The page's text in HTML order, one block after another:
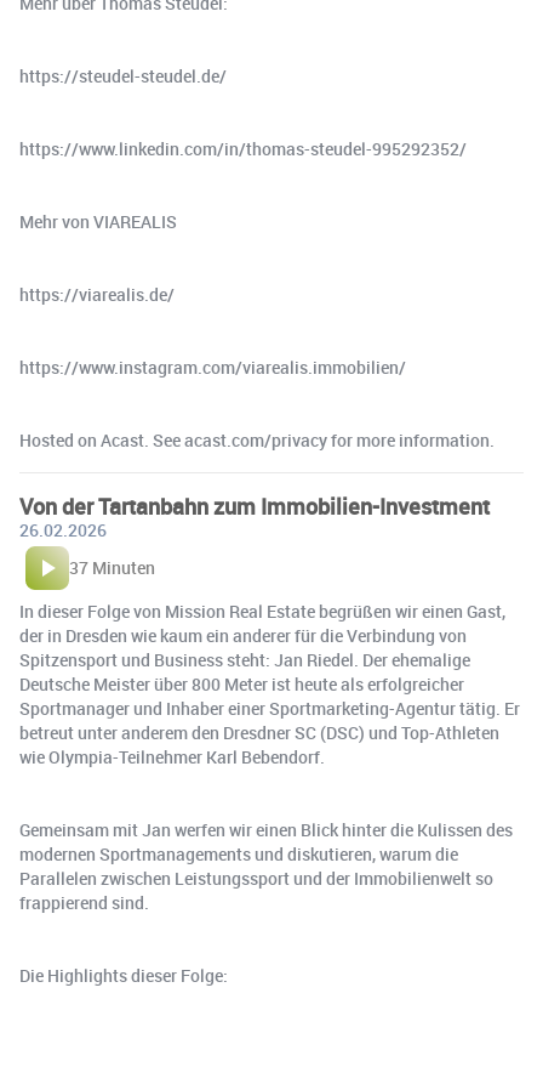
https://steudel-steudel.de/
https://www.linkedin.com/in/thomas-steudel-995292352/
Mehr von VIAREALIS
https://viarealis.de/
https://www.instagram.com/viarealis.immobilien/
Hosted on Acast. See acast.com/privacy for more information.
Von der Tartanbahn zum Immobilien-Investment
26.02.2026
37 Minuten
In dieser Folge von Mission Real Estate begrüßen wir einen Gast,
der in Dresden wie kaum ein anderer für die Verbindung von
Spitzensport und Business steht: Jan Riedel. Der ehemalige
Deutsche Meister über 800 Meter ist heute als erfolgreicher
Sportmanager und Inhaber einer Sportmarketing-Agentur tätig. Er
betreut unter anderem den Dresdner SC (DSC) und Top-Athleten
wie Olympia-Teilnehmer Karl Bebendorf.
Gemeinsam mit Jan werfen wir einen Blick hinter die Kulissen des
modernen Sportmanagements und diskutieren, warum die
Parallelen zwischen Leistungssport und der Immobilienwelt so
frappierend sind.
Die Highlights dieser Folge: